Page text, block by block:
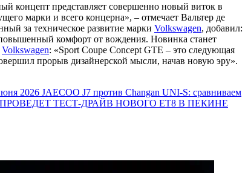
концепт представляет совершенно новый виток в
марки и всего концерна», – отмечает Вальтер де
за техническое развитие марки Volkswagen, добавил:
повышенный комфорт от вождения. Новинка станет
Volkswagen: «Sport Coupe Concept GTE – это следующая
прорыв дизайнерской мысли, начав новую эру».
2026 JAECOO J7 против Changan UNI-S: сравниваем
ПРОВЕДЕТ ТЕСТ-ДРАЙВ НОВОГО ET8 В ПЕКИНЕ